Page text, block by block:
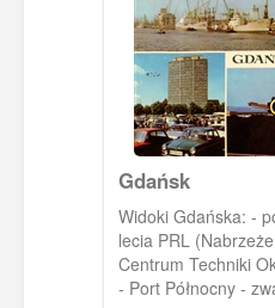
Gdańsk
Widoki Gdańska: -
lecia PRL
Centrum Techniki
- Port Północny -